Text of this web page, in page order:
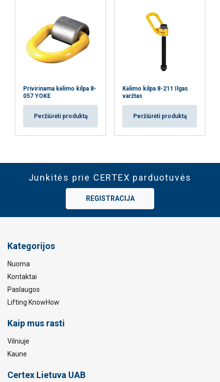
Privirinama kėlimo kilpa 8-
057 YOKE
Peržiūrėti produktą
Kėlimo kilpa 8-211 Ilgas
varžtas
Peržiūrėti produktą
Junkitės prie CERTEX parduotuvės
REGISTRACIJA
Kategorijos
Nuoma
Kontaktai
Paslaugos
Lifting KnowHow
Kaip mus rasti
Vilniuje
Kaune
Certex Lietuva UAB